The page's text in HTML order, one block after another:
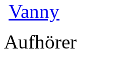
Vanny
Aufhörer